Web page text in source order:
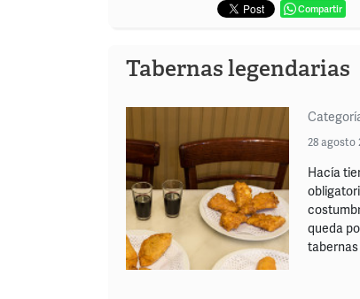
Compartir
Tabernas legendarias
28 agosto
Hacía
queda